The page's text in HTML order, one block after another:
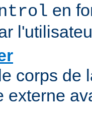
en
corps de
externe